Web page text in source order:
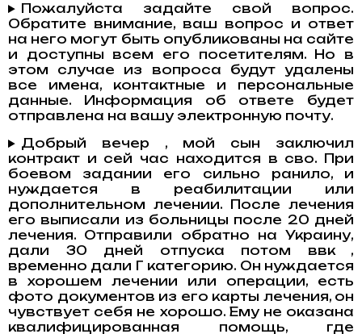
Пожалуйста задайте свой вопрос.
Обратите внимание, ваш вопрос и ответ
на него могут быть опубликованы на сайте
и доступны всем его посетителям. Но в
этом случае из вопроса будут удалены
все имена, контактные и персональные
данные. Информация об ответе будет
отправлена на вашу электронную почту.
Добрый вечер , мой сын заключил
контракт и сей час находится в сво. При
боевом задании его сильно ранило, и
нуждается в реабилитации или
дополнительном лечении. После лечения
его выписали из больницы после 20 дней
лечения. Отправили обратно на Украину,
дали 30 дней отпуска потом ввк ,
временно дали Г категорию. Он нуждается
в хорошем лечении или операции, есть
фото документов из его карты лечения, он
чувствует себя не хорошо. Ему не оказана
квалифицированная помощь, где